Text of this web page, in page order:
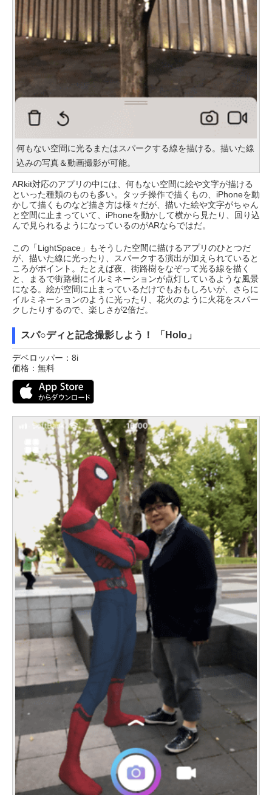
何もない空間に光るまたはスパークする線を描ける。描いた線
込みの写真＆動画撮影が可能。
ARkit対応のアプリの中には、何もない空間に絵や文字が描ける
といった種類のものも多い。タッチ操作で描くもの、iPhoneを動
かして描くものなど描き方は様々だが、描いた絵や文字がちゃん
と空間に止まっていて、iPhoneを動かして横から見たり、回り込
んで見られるようになっているのがARならではだ。
この「LightSpace」もそうした空間に描けるアプリのひとつだ
が、描いた線に光ったり、スパークする演出が加えられていると
ころがポイント。たとえば夜、街路樹をなぞって光る線を描く
と、まるで街路樹にイルミネーションが点灯しているような風景
になる。絵が空間に止まっているだけでもおもしろいが、さらに
イルミネーションのように光ったり、花火のように火花をスパー
クしたりするので、楽しさが2倍だ。
スパ○ディと記念撮影しよう！ 「Holo」
デベロッパー：8i
価格：無料